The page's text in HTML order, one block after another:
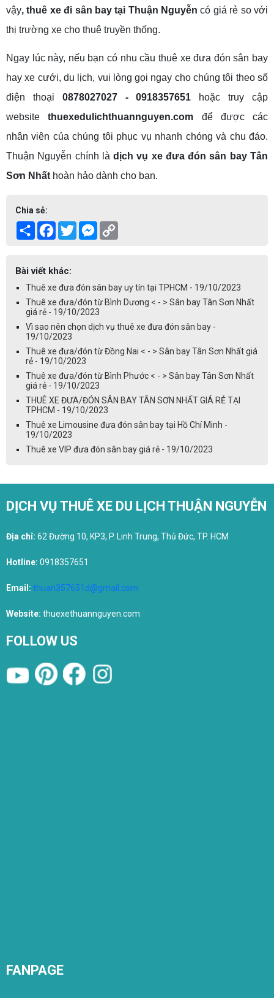
vậy, thuê xe đi sân bay tại Thuận Nguyễn có giá rẻ so với
thị trường xe cho thuê truyền thống.
Ngay lúc này, nếu bạn có nhu cầu thuê xe đưa đón sân bay
hay xe cưới, du lịch, vui lòng gọi ngay cho chúng tôi theo số
điện thoại 0878027027 - 0918357651 hoặc truy cập
websitethuexedulichthuannguyen.com để được các
nhân viên của chúng tôi phục vụ nhanh chóng và chu đáo.
Thuận Nguyễn chính làdịch vụ xe đưa đón sân bay Tân
Sơn Nhất hoàn hảo dành cho bạn.
Chia sẻ:
Share Facebook
TwitterMessenger
Bài viết khác:
Thuê xe đưa đón sân bay uy tín tại TPHCM - 19/10/2023
Thuê xe đưa/đón từ Bình Dương < - > Sân bay Tân Sơn Nhất
giá rẻ - 19/10/2023
Vì sao nên chọn dịch vụ thuê xe đưa đón sân bay -
19/10/2023
Thuê xe đưa/đón từ Đồng Nai < - > Sân bay Tân Sơn Nhất giá
rẻ - 19/10/2023
Thuê xe đưa/đón từ Bình Phước < - > Sân bay Tân Sơn Nhất
giá rẻ - 19/10/2023
THUÊ XE ĐƯA/ĐÓN SÂN BAY TÂN SƠN NHẤT GIÁ RẺ TẠI
TPHCM - 19/10/2023
Thuê xe Limousine đưa đón sân bay tại Hồ Chí Minh -
19/10/2023
Thuê xe VIP đưa đón sân bay giá rẻ - 19/10/2023
DỊCH VỤ THUÊ XE DU LỊCH THUẬN NGUYỄN
Địa chỉ: 62 Đường 10, KP3, P. Linh Trung, Thủ Đức, TP. HCM
Hotline: 0918357651
Email: thuan357651d@gmail.com
Website: thuexethuannguyen.com
FOLLOW US
FANPAGE